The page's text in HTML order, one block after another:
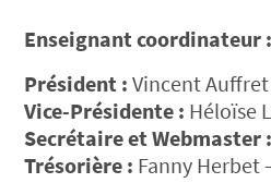
Enseignant coordinateur :
Président : Vincent
Vice-Présidente : Héloïse
Secrétaire et Webmaster :
Trésorière : Fanny Herbet